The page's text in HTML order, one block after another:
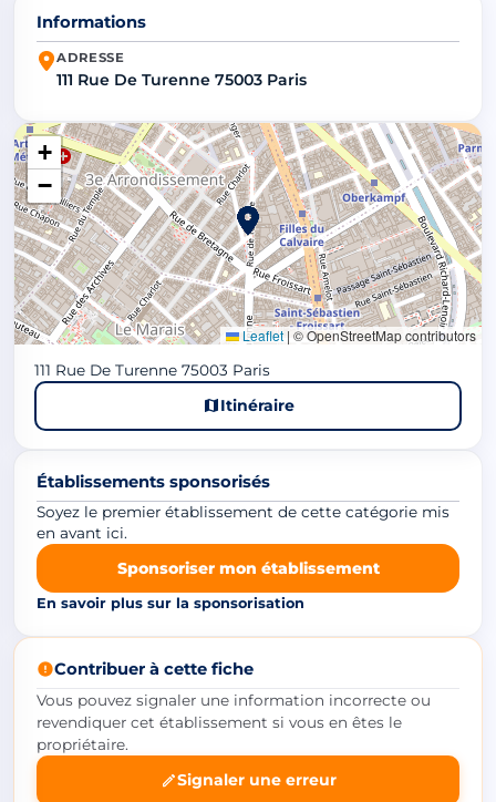
Informations
ADRESSE
111 Rue De Turenne 75003 Paris
+
−
Leaflet | © OpenStreetMap contributors
111 Rue De Turenne 75003 Paris
Itinéraire
Établissements sponsorisés
Soyez le premier établissement de cette catégorie mis
en avant ici.
Sponsoriser mon établissement
En savoir plus sur la sponsorisation
Contribuer à cette fiche
Vous pouvez signaler une information incorrecte ou
revendiquer cet établissement si vous en êtes le
propriétaire.
Signaler une erreur